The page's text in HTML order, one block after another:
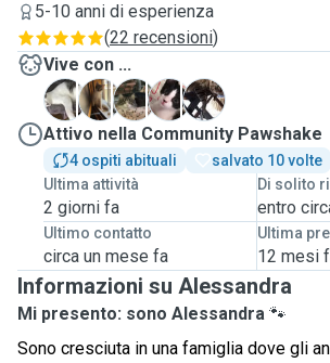
5-10 anni di esperienza
(22 recensioni)
Vive con ...
D
L M M
P
Attivo nella Community Pawshake
4 ospiti abituali
salvato 10 volte
Ultima attività
2 giorni fa
Di solito
entro
Ultimo contatto
circa un mese fa
Ultima
12 mesi
Informazioni su Alessandra
Mi presento: sono Alessandra 🐾
Sono cresciuta in una famiglia dove gli